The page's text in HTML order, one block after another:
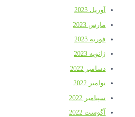
آوریل 2023
مارس 2023
فوریه 2023
ژانویه 2023
دسامبر 2022
نوامبر 2022
سپتامبر 2022
آگوست 2022